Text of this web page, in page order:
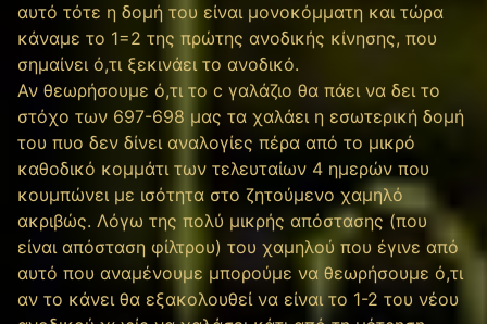
αυτό τότε η δομή του είναι μονοκόμματη και τώρα
κάναμε το 1=2 της πρώτης ανοδικής κίνησης, που
σημαίνει ό,τι ξεκινάει το ανοδικό.
Αν θεωρήσουμε ό,τι το c γαλάζιο θα πάει να δει το
στόχο των 697-698 μας τα χαλάει η εσωτερική δομή
του πυο δεν δίνει αναλογίες πέρα από το μικρό
καθοδικό κομμάτι των τελευταίων 4 ημερών που
κουμπώνει με ισότητα στο ζητούμενο χαμηλό
ακριβώς. Λόγω της πολύ μικρής απόστασης (που
είναι απόσταση φίλτρου) του χαμηλού που έγινε από
αυτό που αναμένουμε μπορούμε να θεωρήσουμε ό,τι
αν το κάνει θα εξακολουθεί να είναι το 1-2 του νέου